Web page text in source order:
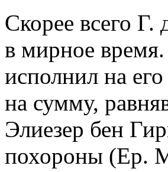
Скорее всего
в мирное
исполнил на
на сумму,
Элиезер бен
похороны (Ер.